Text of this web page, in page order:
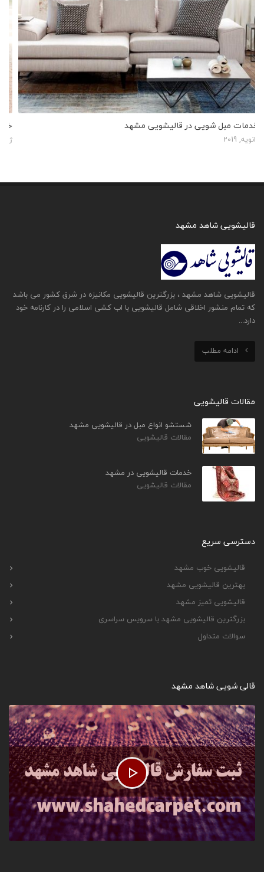
خدمات موکت شویی در قالیشویی شاهد مشهد
ژانویه, 2019
قالیشویی شاهد مشهد
قالیشویی شاهد مشهد ، بزرگترین قالیشویی مکانیزه در شرق کشور می باشد
که تمام منشور اخلاقی شامل قالیشویی با اب کشی اسلامی را در کارنامه خود
دارد...
ادامه مطلب
مقالات قالیشویی
شستشو انواع مبل در قالیشویی مشهد
مقالات قالیشویی
خدمات قالیشویی در مشهد
مقالات قالیشویی
دسترسی سریع
قالیشویی خوب مشهد
بهترین قالیشویی مشهد
قالیشویی تمیز مشهد
بزرگترین قالیشویی مشهد با سرویس سراسری
سوالات متداول
قالی شویی شاهد مشهد